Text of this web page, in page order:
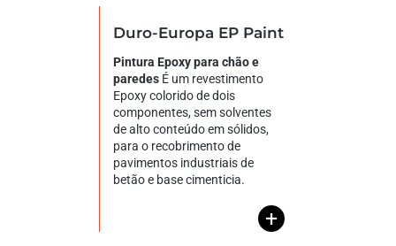
Duro-Europa EP Paint
Pintura Epoxy para chão e
paredes É um revestimento
Epoxy colorido de dois
componentes, sem solventes
de alto conteúdo em sólidos,
para o recobrimento de
pavimentos industriais de
betão e base cimenticia.
+